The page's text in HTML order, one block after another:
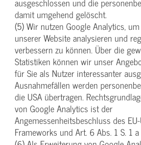
damit umgehend gelöscht.
(5) Wir nutzen Google Analytics,
unserer Website analysieren und
verbessern zu können. Über die
Statistiken können wir unser
für Sie als Nutzer interessanter
Ausnahmefällen werden
die USA übertragen.
von Google Analytics ist der
Angemessenheitsbeschluss des
Frameworks und Art. 6 Abs. 1 S. 1 a